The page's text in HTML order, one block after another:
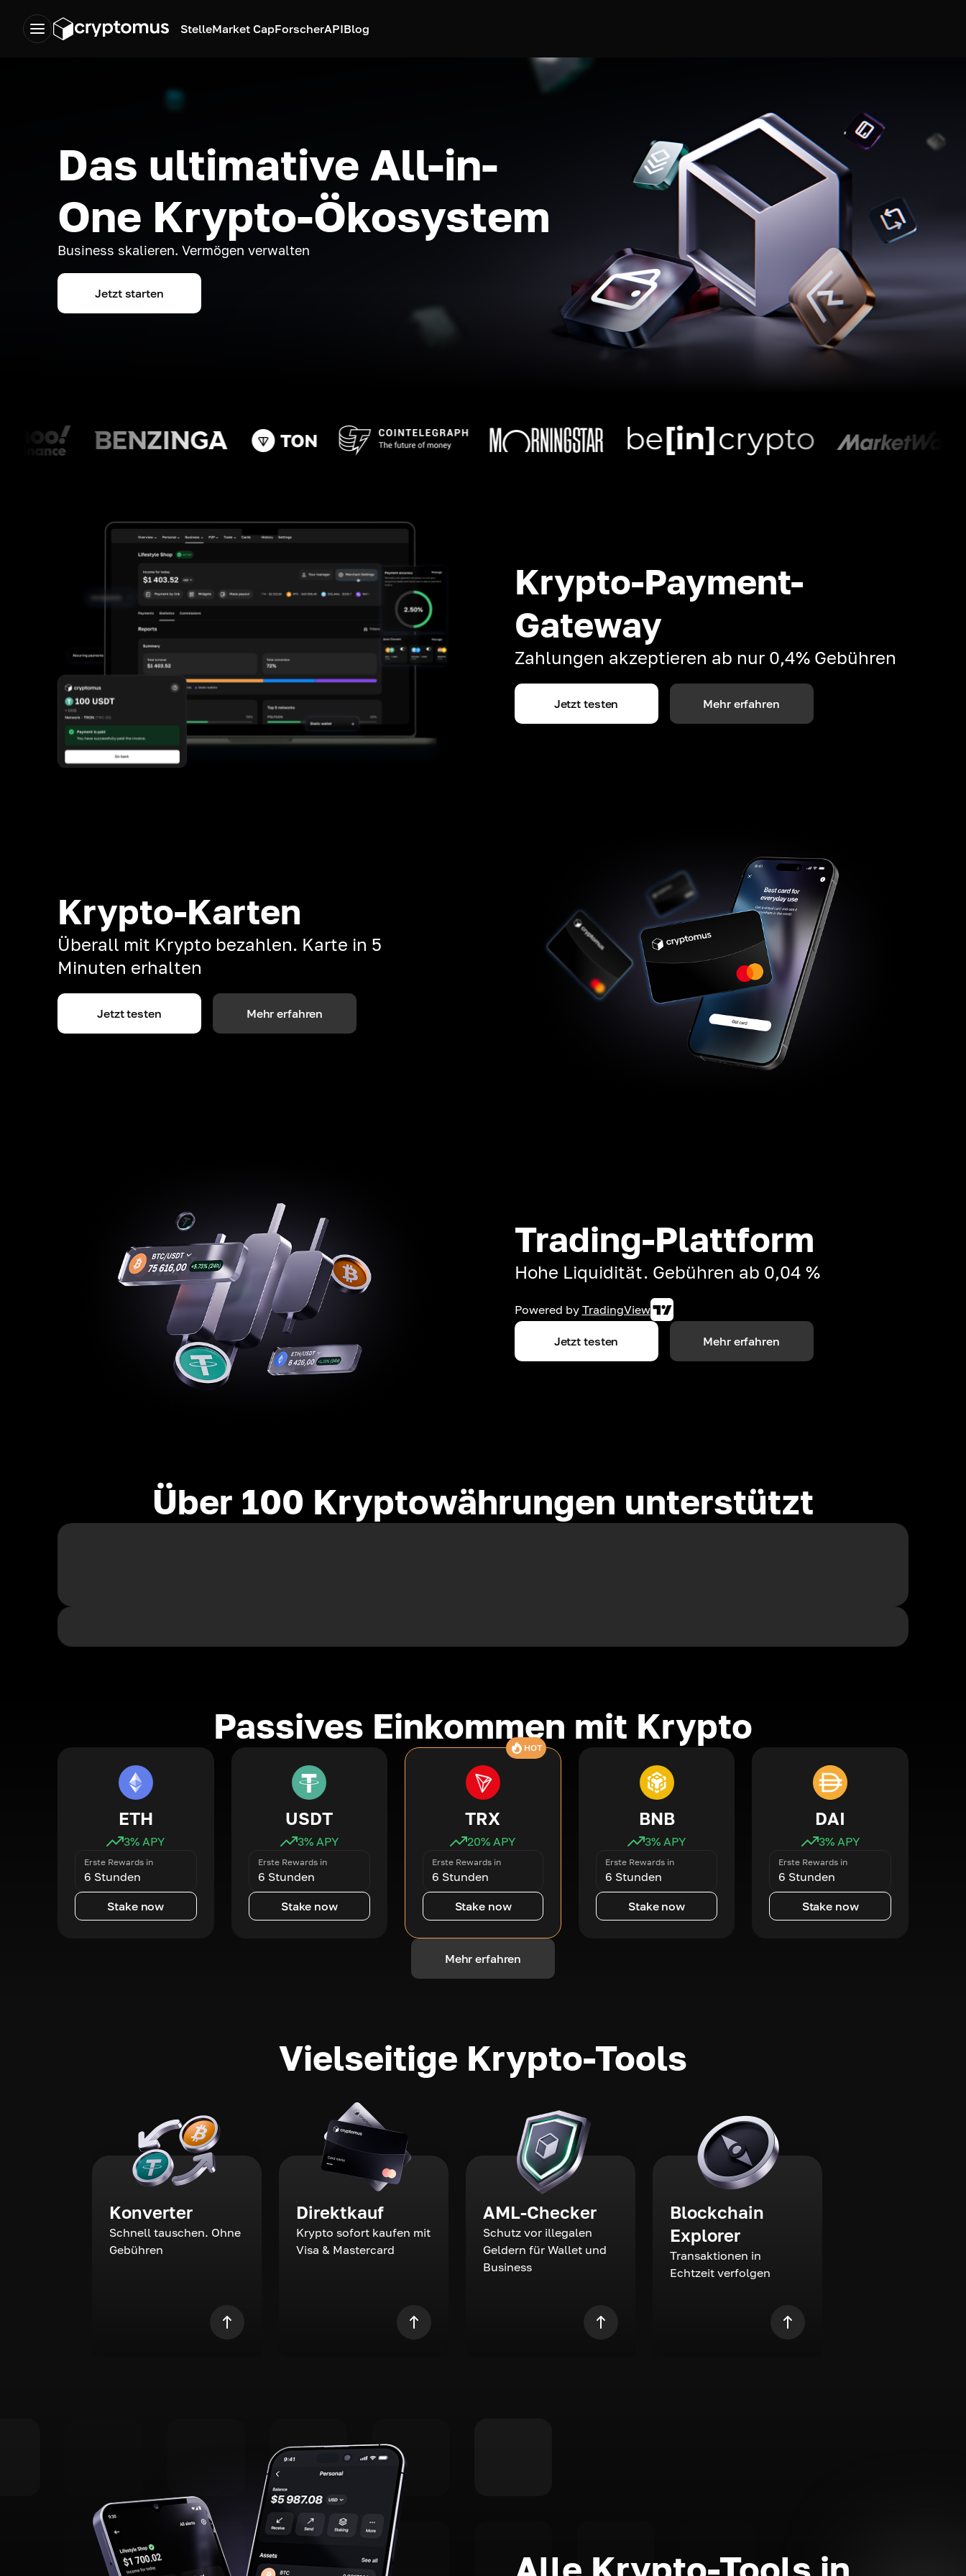
StelleMarket CapForscherAPIBlog
Das ultimative All-in-
One Krypto-Ökosystem
Business skalieren. Vermögen verwalten
Jetzt starten
Krypto-Payment-
Gateway
Zahlungen akzeptieren ab nur 0,4% Gebühren
Jetzt testen Mehr erfahren
Krypto-Karten
Überall mit Krypto bezahlen. Karte in 5
Minuten erhalten
Jetzt testen Mehr erfahren
Trading-Plattform
Hohe Liquidität. Gebühren ab 0,04 %
Powered by TradingView
Jetzt testen Mehr erfahren
Über 100 Kryptowährungen unterstützt
Passives Einkommen mit Krypto
ETH
3% APY
Erste Rewards in
6 Stunden
Stake now
USDT
3% APY
Erste Rewards in
6 Stunden
Stake now
HOT
TRX
20% APY
Erste Rewards in
6 Stunden
Stake now
BNB
3% APY
Erste Rewards in
6 Stunden
Stake now
DAI
3% APY
Erste Rewards in
6 Stunden
Stake now
Mehr erfahren
Vielseitige Krypto-Tools
Konverter
Schnell tauschen. Ohne
Gebühren
Direktkauf
Krypto sofort kaufen mit
Visa & Mastercard
AML-Checker
Schutz vor illegalen
Geldern für Wallet und
Business
Blockchain
Explorer
Transaktionen in
Echtzeit verfolgen